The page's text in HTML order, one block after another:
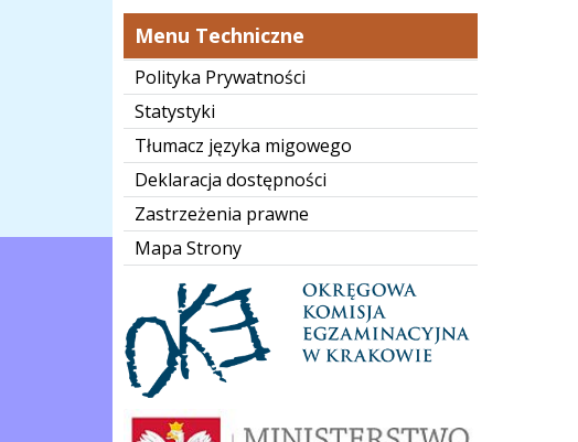
Menu Techniczne
Polityka Prywatności
Statystyki
Tłumacz języka migowego
Deklaracja dostępności
Zastrzeżenia prawne
Mapa Strony
mein-logo